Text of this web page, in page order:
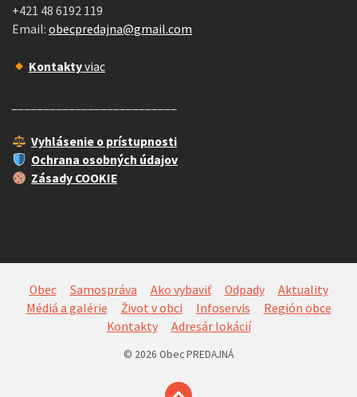
+421 48 6192 119
Email: obecpredajna@gmail.com
Kontaktyviac
Vyhlásenie o prístupnosti
Ochrana osobných údajov
Zásady COOKIE
Obec Samospráva Ako vybaviť Odpady
Aktuality
Médiá a galérie
Život v obci Infoservis
Región obce
Kontakty
Adresár lokácií
© 2026 Obec PREDAJNÁ